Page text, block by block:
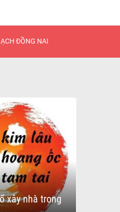
ĐỒNG NAI
xây nhà trong